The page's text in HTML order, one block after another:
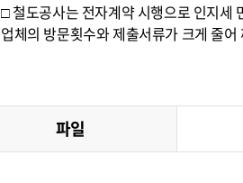
□ 철도공사는 전자계약 시행으로 인지세
업체의 방문횟수와 제출서류가 크게 줄
파일